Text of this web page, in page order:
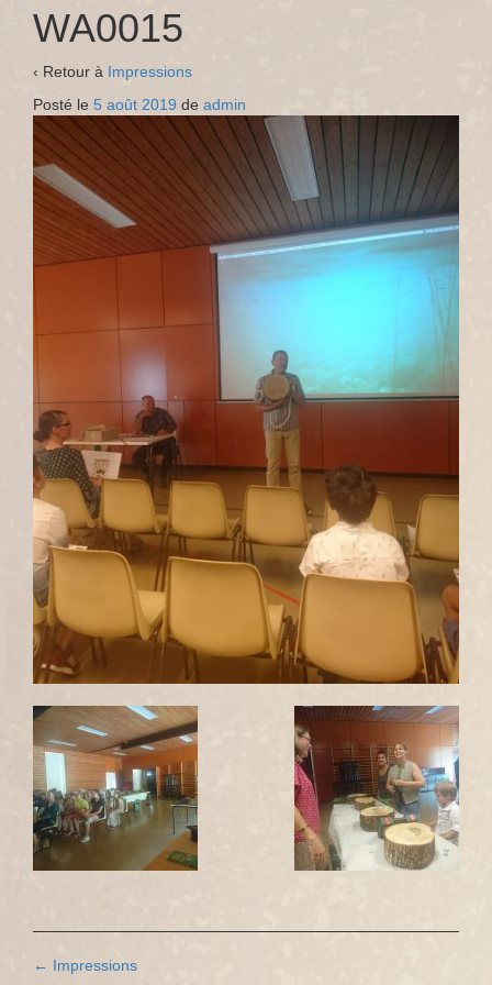
WA0015
‹ Retour à Impressions
Posté le 5 août 2019 de admin
Navigation
← Impressions